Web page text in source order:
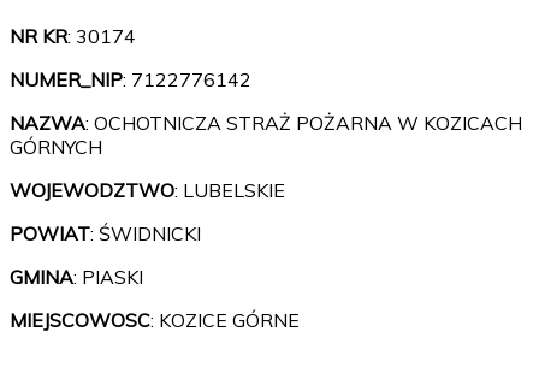
NR KR: 30174
NUMER_NIP: 7122776142
NAZWA: OCHOTNICZA STRAŻ POŻARNA W KOZICACH
GÓRNYCH
WOJEWODZTWO: LUBELSKIE
POWIAT: ŚWIDNICKI
GMINA: PIASKI
MIEJSCOWOSC: KOZICE GÓRNE